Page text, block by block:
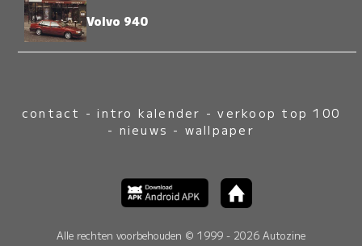
Volvo 940
contact -intro kalender -verkoop top 100
- nieuws - wallpaper
Alle rechten voorbehouden © 1999 - 2026 Autozine